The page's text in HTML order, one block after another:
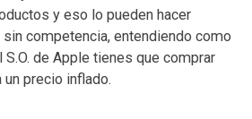
y eso lo pueden hacer
competencia, entendiendo como
de Apple tienes que comprar
un precio inflado.